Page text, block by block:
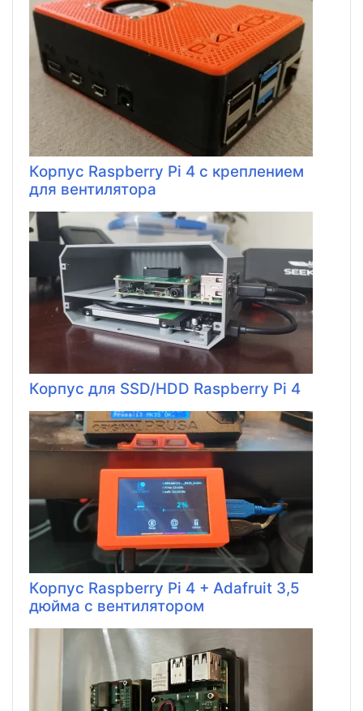
Корпус Raspberry Pi 4 с креплением
для вентилятора
Корпус для SSD/HDD Raspberry Pi 4
Корпус Raspberry Pi 4 + Adafruit 3,5
дюйма с вентилятором